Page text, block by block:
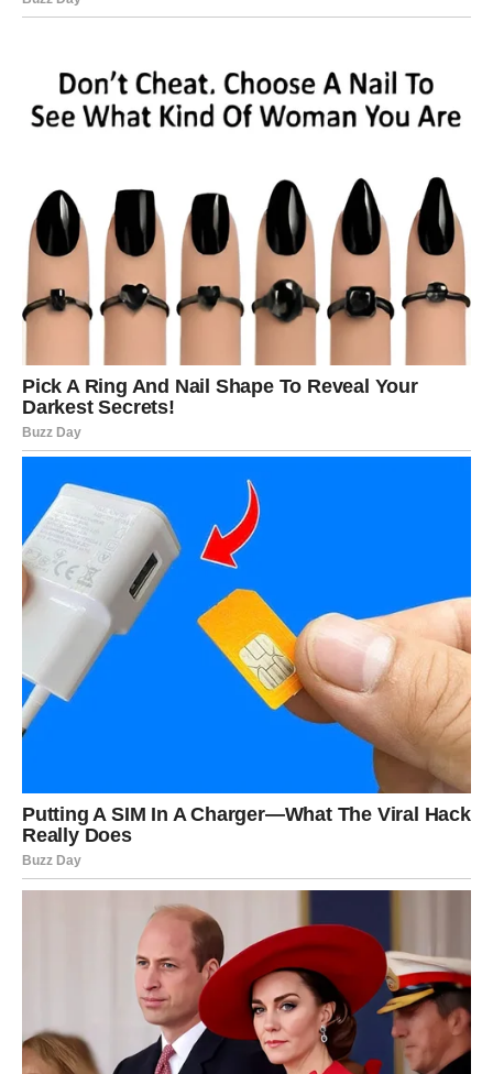
inostranstvo, obrazovanje, putovanja
rizik koji je promišljen, ne impulsivan
Onaj Strelac koji se usudi da kaže „da“ novom pravcu –
može doživeti finansijski skok kakav ranije nije imao.
Zašto se Strelac bogati:
hrabro.
DEVICA – TIHO, ALI SIGURNO
BOGATSTVO
Devica ne pravi buku – ali pravi rezultat. Do sredine
godine dolazikontinuiran rast prihoda
finansija i rešavanje starih obaveza.
Ovo je znak koji:
pametno ulaže
racionalno troši i pametno štedi
Kod Device bogatstvo ne dolazi kao šok, već kao
sigurnost koja se oseća svakim mesecom
Zašto se Devica bogati:jer zna da svaki mali potez ima
dugoročnu vrednost.